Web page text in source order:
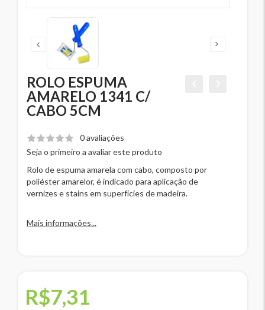
ROLO ESPUMA
AMARELO 1341 C/
CABO 5CM
0 avaliações
Seja o primeiro a avaliar este produto
Rolo de espuma amarela com cabo, composto por
poliéster amarelor, é indicado para aplicação de
vernizes e stains em superfícies de madeira.
Mais informações...
R$7,31